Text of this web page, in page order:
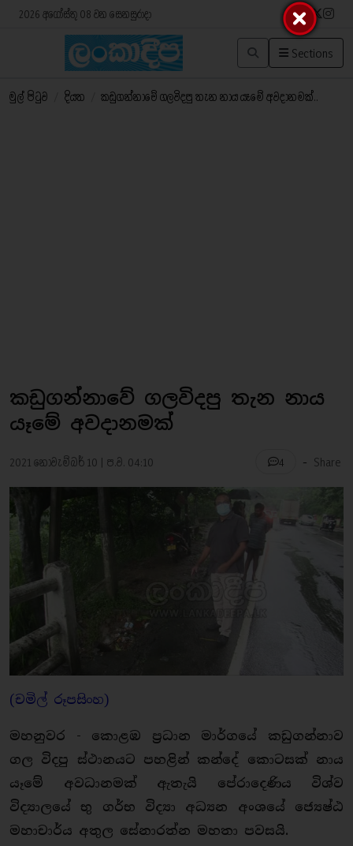
2026 අගෝස්තු 08 වන සෙනසුරාදා
Sections
මුල් පිටුව දියත කඩුගන්නාවේ ගලවිදපු තැන නාය යෑමේ අවදානමක්..
කඩුගන්නාවේ ගලවිදපු තැන නාය
යෑමේ අවදානමක්
2021 නොවැම්බර් 10 | ප.ව. 04:10 4 - Share
(චමිල් රූපසිංහ)
මහනුවර - කොළඹ ප්‍රධාන මාර්ගයේ කඩුගන්නාව
ගල විදපු ස්ථානයට පහළින් කන්දේ කොටසක් නාය
යෑමේ අවධානමක් ඇතැයි පේරාදෙණිය විශ්ව
විද්‍යාලයේ භු ගර්භ විද්‍යා අධ්‍යන අංශයේ ජ්‍යෙෂ්ඨ
මහාචාර්ය අතුල සේනාරත්න මහතා පවසයි.